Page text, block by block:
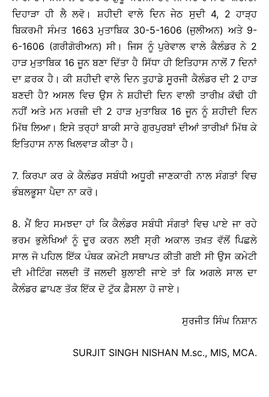
ਦਿਹਾੜਾ ਹੀ ਲੈ ਲਵੋ। ਸ਼ਹੀਦੀ ਵਾਲੇ ਦਿਨ ਜੇਠ ਸੁਦੀ 4, 2 ਹਾੜ੍ਹ
ਬਿਕਰਮੀ ਸੰਮਤ 1663 ਮੁਤਾਬਿਕ 30-5-1606 (ਜੁਲੀਅਨ) ਅਤੇ 9-
6-1606 (ਗਰੀਗੋਰੀਅਨ) ਸੀ। ਜਿਸ ਨੂੰ ਪੁਰੇਵਾਲ ਵਾਲੇ ਕੈਲੰਡਰ ਨੇ 2
ਹਾੜ ਮੁਤਾਬਿਕ 16 ਜੂਨ ਬਣਾ ਦਿੱਤਾ ਹੈ ਸਿੱਧਾ ਹੀ ਇਤਿਹਾਸ ਨਾਲੋਂ 7 ਦਿਨਾਂ
ਦਾ ਫ਼ਰਕ ਹੈ। ਕੀ ਸ਼ਹੀਦੀ ਵਾਲੇ ਦਿਨ ਤੁਹਾਡੇ ਸੂਰਜੀ ਕੈਲੰਡਰ ਦੀ 2 ਹਾੜ
ਬਣਦੀ ਹੈ? ਅਸਲ ਵਿਚ ਉਸ ਨੇ ਸ਼ਹੀਦੀ ਦਿਨ ਵਾਲੀ ਤਾਰੀਖ਼ ਕੱਢੀ ਹੀ
ਨਹੀਂ ਅਤੇ ਮਨ ਮਰਜ਼ੀ ਦੀ 2 ਹਾੜ ਮੁਤਾਬਿਕ 16 ਜੂਨ ਨੂੰ ਸ਼ਹੀਦੀ ਦਿਨ
ਮਿੱਥ ਲਿਆ। ਇਸੇ ਤਰ੍ਹਾਂ ਬਾਕੀ ਸਾਰੇ ਗੁਰਪੁਰਬਾਂ ਦੀਆਂ ਤਾਰੀਖ਼ਾਂ ਮਿੱਥ ਕੇ
ਇਤਿਹਾਸ ਨਾਲ ਖਿਲਵਾੜ ਕੀਤਾ ਹੈ।
7. ਕਿਰਪਾ ਕਰ ਕੇ ਕੈਲੰਡਰ ਸਬੰਧੀ ਅਧੂਰੀ ਜਾਣਕਾਰੀ ਨਾਲ ਸੰਗਤਾਂ ਵਿਚ
ਭੰਬਲਭੂਸਾ ਪੈਦਾ ਨਾ ਕਰੋ।
8. ਮੈਂ ਇਹ ਸਮਝਦਾ ਹਾਂ ਕਿ ਕੈਲੰਡਰ ਸਬੰਧੀ ਸੰਗਤਾਂ ਵਿਚ ਪਾਏ ਜਾ ਰਹੇ
ਭਰਮ ਭੁਲੇਖਿਆਂ ਨੂੰ ਦੂਰ ਕਰਨ ਲਈ ਸ੍ਰੀ ਅਕਾਲ ਤਖ਼ਤ ਵੱਲੋਂ ਪਿਛਲੇ
ਸਾਲ ਜੋ ਪਹਿਲ ਇੱਕ ਪੰਥਕ ਕਮੇਟੀ ਸਥਾਪਤ ਕੀਤੀ ਗਈ ਸੀ ਉਸ ਕਮੇਟੀ
ਦੀ ਮੀਟਿੰਗ ਜਲਦੀ ਤੋਂ ਜਲਦੀ ਬੁਲਾਈ ਜਾਏ ਤਾਂ ਕਿ ਅਗਲੇ ਸਾਲ ਦਾ
ਕੈਲੰਡਰ ਛਾਪਣ ਤੱਕ ਇੱਕ ਦੋ ਟੁੱਕ ਫ਼ੈਸਲਾ ਹੋ ਜਾਏ।
ਸੁਰਜੀਤ ਸਿੰਘ ਨਿਸ਼ਾਨ
SURJIT SINGH NISHAN M.sc., MIS, MCA.